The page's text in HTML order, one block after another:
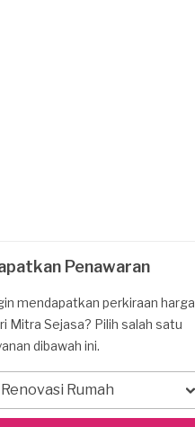
Penawaran
mendapatkan perkiraan harga
Mitra Sejasa? Pilih salah satu
dibawah ini.
Renovasi Rumah